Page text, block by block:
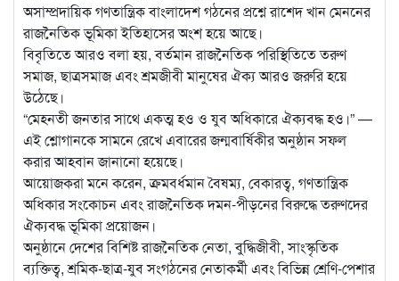
অসাম্প্রদায়িক গণতান্ত্রিক বাংলাদেশ গঠনের প্রশ্নে রাশেদ খান মেননের
রাজনৈতিক ভূমিকা ইতিহাসের অংশ হয়ে আছে।
বিবৃতিতে আরও বলা হয়, বর্তমান রাজনৈতিক পরিস্থিতিতে তরুণ
সমাজ, ছাত্রসমাজ এবং শ্রমজীবী মানুষের ঐক্য আরও জরুরি হয়ে
উঠেছে।
“মেহনতী জনতার সাথে একত্ম হও ও যুব অধিকারে ঐক্যবদ্ধ হও।” —
এই শ্লোগানকে সামনে রেখে এবারের জন্মবার্ষিকীর অনুষ্ঠান সফল
করার আহবান জানানো হয়েছে।
আয়োজকরা মনে করেন, ক্রমবর্ধমান বৈষম্য, বেকারত্ব, গণতান্ত্রিক
অধিকার সংকোচন এবং রাজনৈতিক দমন-পীড়নের বিরুদ্ধে তরুণদের
ঐক্যবদ্ধ ভূমিকা প্রয়োজন।
অনুষ্ঠানে দেশের বিশিষ্ট রাজনৈতিক নেতা, বুদ্ধিজীবী, সাংস্কৃতিক
ব্যক্তিত্ব, শ্রমিক-ছাত্র-যুব সংগঠনের নেতাকর্মী এবং বিভিন্ন শ্রেণি-পেশার